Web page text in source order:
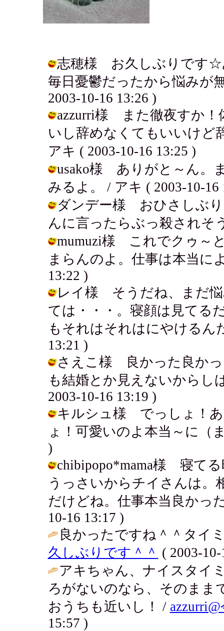
志穂様 お久しぶりです☆
毎日憂鬱だったから悩みが
2003-10-16 13:26 )
azzurri様 また徹夜すか！
いし辞めなくてもいいけど
アキ ( 2003-10-16 13:25 )
usako様 ありがと～ん。
みるよ。 / アキ ( 2003-10-16
ダンデー様 おひさしぶ
んに言ったらぶっ殺されそ
mumuzi様 これでクゥ～
まらんのよ。仕事は本当に
13:22 )
レイ様 そうだね、まだ悩
ては・・・。寝顔は見てる
もそれはそれはにやけるん
13:21 )
さえこ様 良かった良かっ
も結婚とか見えないからし
2003-10-16 13:19 )
キルシュ様 でっしょ！あ
ょ！可愛いのよ本当～に（
)
chibipopo*mama様 寝て
うっさいからチイさんは。
だけどね。仕事本当良かっ
10-16 13:17 )
良かったですね＾＾タイ
久しぶりです＾＾ ( 2003-
アキちゃん、ナイスタイ
ろがないのなら、そのまま
おうちも近いし！ /
15:57 )